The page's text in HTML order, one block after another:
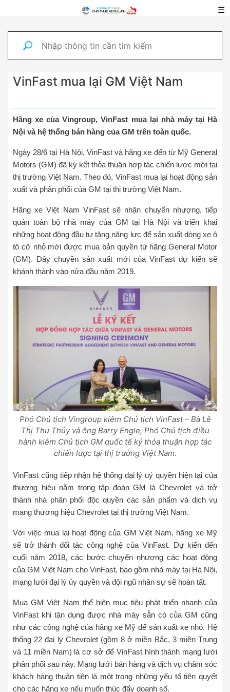
☰
VinFast mua lại GM Việt Nam
Hãng xe của Vingroup, VinFast mua lại nhà máy tại Hà
Nội và hệ thống bán hàng của GM trên toàn quốc.
Ngày 28/6 tại Hà Nội, VinFast và hãng xe đến từ Mỹ General
Motors (GM) đã ký kết thỏa thuận hợp tác chiến lược mới tại
thị trường Việt Nam. Theo đó, VinFast mua lại hoạt động sản
xuất và phân phối của GM tại thị trường Việt Nam.
Hãng xe Việt Nam VinFast sẽ nhận chuyển nhượng, tiếp
quản toàn bộ nhà máy của GM tại Hà Nội và triển khai
những hoạt động đầu tư tăng năng lực để sản xuất dòng xe ô
tô cỡ nhỏ mới được mua bản quyền từ hãng General Motor
(GM). Dây chuyền sản xuất mới của VinFast dự kiến sẽ
khánh thành vào nửa đầu năm 2019.
Phó Chủ tịch Vingroup kiêm Chủ tịch VinFast – Bà Lê
Thị Thu Thủy và ông Barry Engle, Phó Chủ tịch điều
hành kiêm Chủ tịch GM quốc tế ký thỏa thuận hợp tác
chiến lược tại thị trường Việt Nam.
VinFast cũng tiếp nhận hệ thống đại lý uỷ quyền hiện tại của
thương hiệu nằm trong tập đoàn GM là Chevrolet và trở
thành nhà phân phối độc quyền các sản phẩm và dịch vụ
mang thương hiệu Chevrolet tại thị trường Việt Nam.
Với việc mua lại hoạt động của GM Việt Nam, hãng xe Mỹ
sẽ trở thành đối tác công nghệ của VinFast. Dự kiến đến
cuối năm 2018, các bước chuyển nhượng các hoạt động
của GM Việt Nam cho VinFast, bao gồm nhà máy tại Hà Nội,
mạng lưới đại lý ủy quyền và đội ngũ nhân sự sẽ hoàn tất.
Mua GM Việt Nam thể hiện mục tiêu phát triển nhanh của
VinFast khi tận dụng được nhà máy sẵn có của GM cũng
như các công nghệ của hãng xe Mỹ để sản xuất xe nhỏ. Hệ
thống 22 đại lý Chevrolet (gồm 8 ở miền Bắc, 3 miền Trung
và 11 miền Nam) là cơ sở để VinFast hình thành mạng lưới
phân phối sau này. Mạng lưới bán hàng và dịch vụ chăm sóc
khách hàng thuận tiện là một trong những yếu tố tiên quyết
cho các hãng xe nếu muốn thúc đẩy doanh số.